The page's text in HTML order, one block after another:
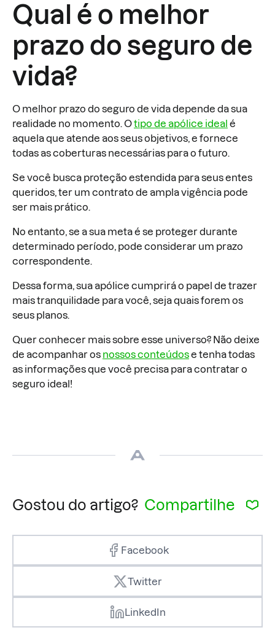
Qual é o melhor
prazo do seguro de
vida?
O melhor prazo do seguro de vida depende da sua
realidade no momento. Otipo de apólice ideal é
aquela que atende aos seus objetivos, e fornece
todas as coberturas necessárias para o futuro.
Se você busca proteção estendida para seus entes
queridos, ter um contrato de ampla vigência pode
ser mais prático.
No entanto, se a sua meta é se proteger durante
determinado período, pode considerar um prazo
correspondente.
Dessa forma, sua apólice cumprirá o papel de trazer
mais tranquilidade para você, seja quais forem os
seus planos.
Quer conhecer mais sobre esse universo? Não deixe
de acompanhar os nossos conteúdose tenha todas
as informações que você precisa para contratar o
seguro ideal!
Gostou do artigo? Compartilhe
Facebook
Twitter
LinkedIn